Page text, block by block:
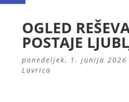
OGLED
POSTAJE
ponedeljek, 1. junija 2026
Lavrica